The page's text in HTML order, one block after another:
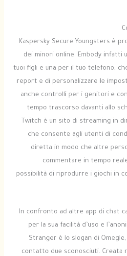
Kaspersky Secure Youngsters è
dei minori online. Embody infatti
tuoi figli e una per il tuo telefono,
report e di personalizzare le
anche controlli per i genitori e
tempo trascorso davanti allo
Twitch è un sito di streaming in
che consente agli utenti di
diretta in modo che altre
commentare in tempo
possibilità di riprodurre i giochi in
In confronto ad altre app di chat
per la sua facilità d’uso e
Stranger è lo slogan di
contatto due sconosciuti. Creata